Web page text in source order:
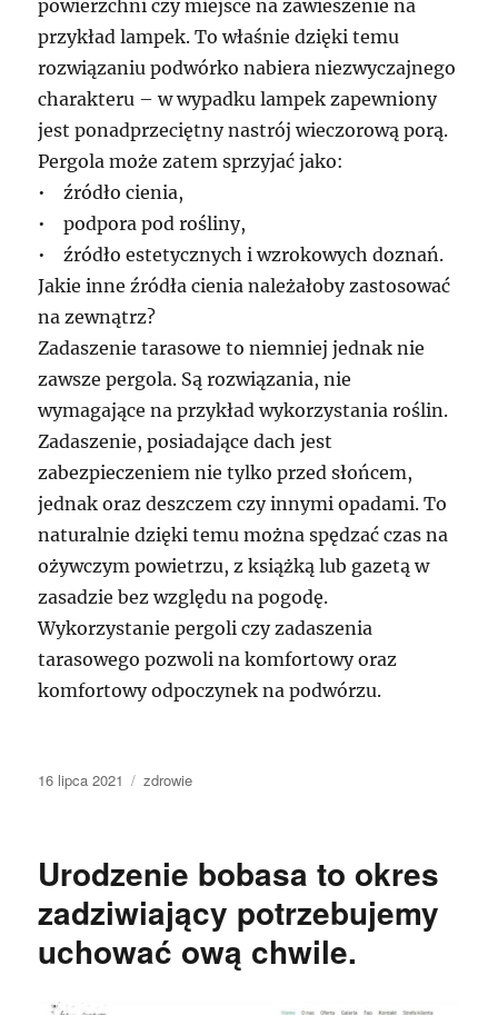
powierzchni czy miejsce na zawieszenie na
przykład lampek. To właśnie dzięki temu
rozwiązaniu podwórko nabiera niezwyczajnego
charakteru – w wypadku lampek zapewniony
jest ponadprzeciętny nastrój wieczorową porą.
Pergola może zatem sprzyjać jako:
• źródło cienia,
• podpora pod rośliny,
• źródło estetycznych i wzrokowych doznań.
Jakie inne źródła cienia należałoby zastosować
na zewnątrz?
Zadaszenie tarasowe to niemniej jednak nie
zawsze pergola. Są rozwiązania, nie
wymagające na przykład wykorzystania roślin.
Zadaszenie, posiadające dach jest
zabezpieczeniem nie tylko przed słońcem,
jednak oraz deszczem czy innymi opadami. To
naturalnie dzięki temu można spędzać czas na
ożywczym powietrzu, z książką lub gazetą w
zasadzie bez względu na pogodę.
Wykorzystanie pergoli czy zadaszenia
tarasowego pozwoli na komfortowy oraz
komfortowy odpoczynek na podwórzu.
Data
16 lipca 2021 Kategorie
zdrowie
Urodzenie bobasa to okres
zadziwiający potrzebujemy
uchować ową chwile.